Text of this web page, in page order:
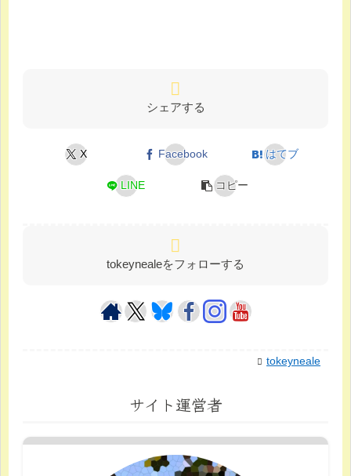
シェアする
X Facebook はてブ
LINE コピー
tokeynealeをフォローする
tokeyneale
サイト運営者